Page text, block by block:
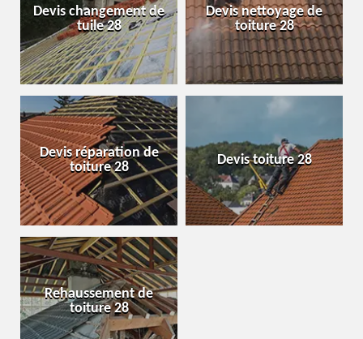
Devis changement de
tuile 28
Devis nettoyage de
toiture 28
Devis réparation de
toiture 28
Devis toiture 28
Rehaussement de
toiture 28